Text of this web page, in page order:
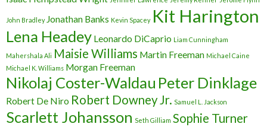
John Bradley Jonathan Banks Kevin Spacey Kit Harington
Lena Headey Leonardo DiCaprio Liam Cunningham
Mahershala Ali Maisie Williams Martin Freeman Michael Caine
Michael K. Williams Morgan Freeman
Nikolaj Coster-Waldau Peter Dinklage
Robert De Niro Robert Downey Jr. Samuel L. Jackson
Scarlett Johansson Seth Gilliam Sophie Turner